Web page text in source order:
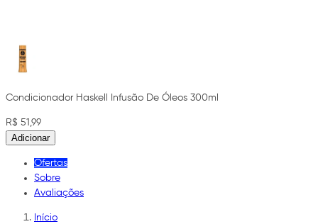
Condicionador Haskell Infusão De Óleos 300ml
R$ 51,99
Adicionar
Ofertas
Sobre
Avaliações
Início